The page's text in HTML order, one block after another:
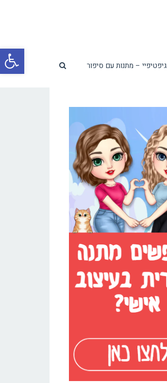
גיפטיפיי – מתנות עם סיפור